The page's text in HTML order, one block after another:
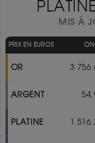
MIS À
PRIX EN EUROS
OR 3
ARGENT
PLATINE 1